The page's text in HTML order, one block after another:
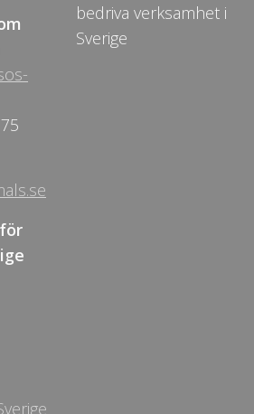
bedriva verksamhet i
Sverige